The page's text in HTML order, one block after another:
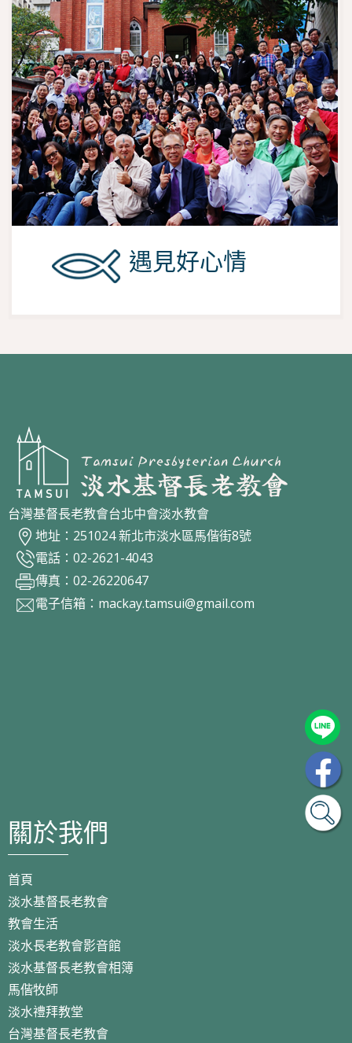
遇見好心情
台灣基督長老教會台北中會淡水教會
地址：251024 新北市淡水區馬偕街8號
電話：02-2621-4043
傳真：02-26220647
電子信箱： mackay.tamsui@gmail.com
關於我們
首頁
淡水基督長老教會
教會生活
淡水長老教會影音館
淡水基督長老教會相簿
馬偕牧師
淡水禮拜教堂
台灣基督長老教會